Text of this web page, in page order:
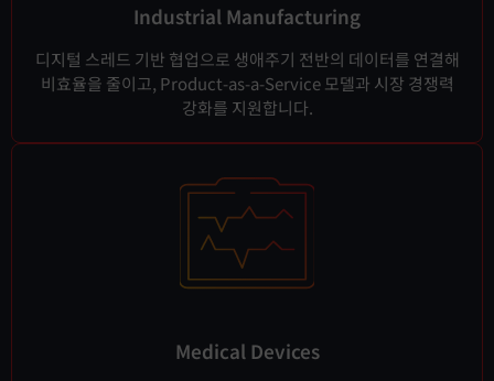
Industrial Manufacturing
디지털 스레드 기반 협업으로 생애주기 전반의 데이터를 연결해
비효율을 줄이고, Product-as-a-Service 모델과 시장 경쟁력
강화를 지원합니다.
Medical Devices